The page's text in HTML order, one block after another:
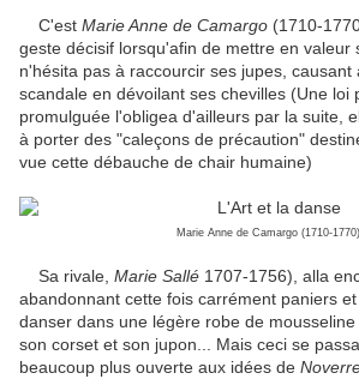
C'est Marie Anne de Camargo (1710-
geste décisif lorsqu'afin de mettre en valeur
n'hésita pas à raccourcir ses jupes, causant
scandale en dévoilant ses chevilles (Une loi
promulguée l'obligea d'ailleurs par la suite,
à porter des "caleçons de précaution"
vue cette débauche de chair humaine)
Marie Anne de Camargo (1710-1770)
Sa rivale, Marie Sallé 1707-1756), alla
abandonnant cette fois carrément paniers
danser dans une légère robe de
son corset et son jupon... Mais ceci se
beaucoup plus ouverte aux idées de